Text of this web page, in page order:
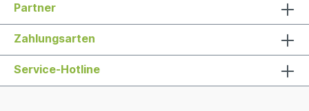
Partner
Zahlungsarten
Service-Hotline